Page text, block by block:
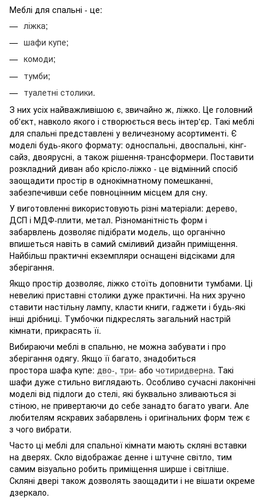
Меблі для спальні - це:
ліжка;
шафи купе;
комоди;
тумби;
туалетні столики.
З них усіх найважливішою є, звичайно ж, ліжко. Це головний
об'єкт, навколо якого і створюється весь інтер'єр. Такі меблі
для спальні представлені ​​у величезному асортименті. Є
моделі будь-якого формату: односпальні, двоспальні, кінг-
сайз, двоярусні, а також рішення-трансформери. Поставити
розкладний диван або крісло-ліжко - це відмінний спосіб
заощадити простір в однокімнатному помешканні,
забезпечивши себе повноцінним місцем для сну.
У виготовленні використовують різні матеріали: дерево,
ДСП і МДФ-плити, метал. Різноманітність форм і
забарвлень дозволяє підібрати модель, що органічно
впишеться навіть в самий сміливий дизайн приміщення.
Найбільш практичні екземпляри оснащені відсіками для
зберігання.
Якщо простір дозволяє, ліжко стоїть доповнити тумбами. Ці
невеликі приставні столики дуже практичні. На них зручно
ставити настільну лампу, класти книги, гаджети і будь-які
інші дрібниці. Тумбочки підкреслять загальний настрій
кімнати, прикрасять її.
Вибираючи меблі в спальню, не можна забувати і про
зберігання одягу. Якщо її багато, знадобиться
простора шафа купе: дво-, три- або чотиридверна. Такі
шафи дуже стильно виглядають. Особливо сучасні лаконічні
моделі від підлоги до стелі, які буквально зливаються зі
стіною, не привертаючи до себе занадто багато уваги. Але
любителям яскравих забарвлень і оригінальних форм теж є
з чого вибрати.
Часто ці меблі для спальної кімнати мають скляні вставки
на дверях. Скло відображає денне і штучне світло, тим
самим візуально робить приміщення ширше і світліше.
Скляні двері також дозволять заощадити і не вішати окреме
дзеркало.